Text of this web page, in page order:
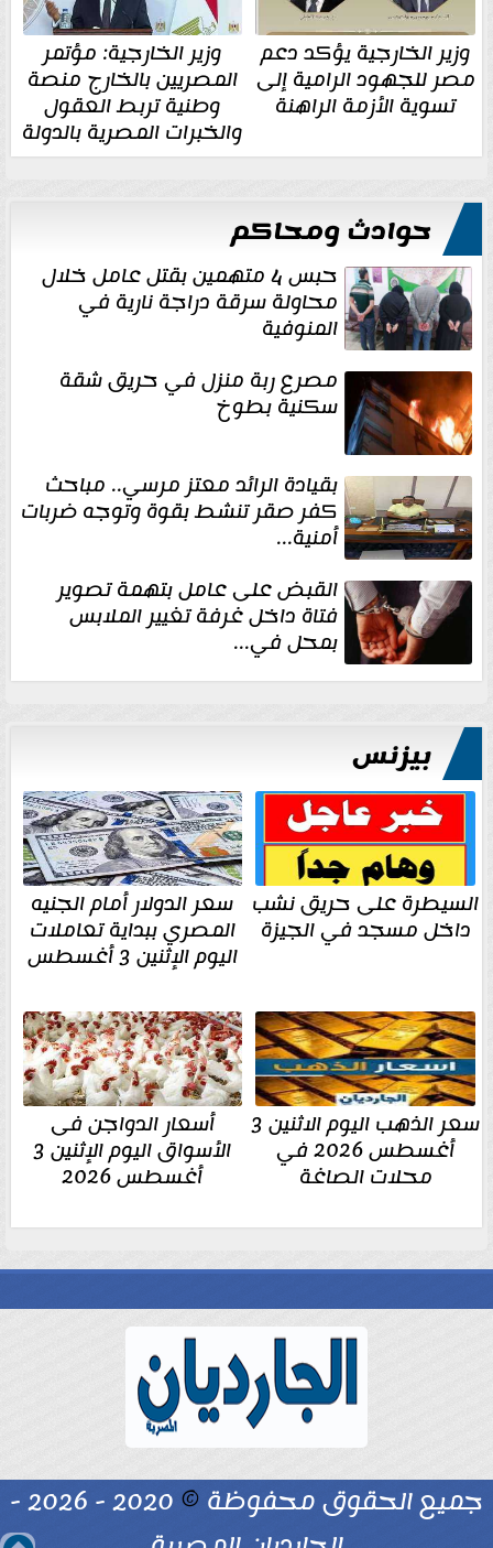
وزير الخارجية يؤكد دعم
مصر للجهود الرامية إلى
تسوية الأزمة الراهنة
وزير الخارجية: مؤتمر
المصريين بالخارج منصة
وطنية تربط العقول
والخبرات المصرية بالدولة
حوادث ومحاكم
حبس 4 متهمين بقتل عامل خلال
محاولة سرقة دراجة نارية في
المنوفية
مصرع ربة منزل في حريق شقة
سكنية بطوخ
بقيادة الرائد معتز مرسي.. مباحث
كفر صقر تنشط بقوة وتوجه ضربات
أمنية...
القبض على عامل بتهمة تصوير
فتاة داخل غرفة تغيير الملابس
بمحل في...
بيزنس
السيطرة على حريق نشب
داخل مسجد في الجيزة
سعر الدولار أمام الجنيه
المصري ببداية تعاملات
اليوم الإثنين 3 أغسطس
سعر الذهب اليوم الاثنين 3
أغسطس 2026 في
محلات الصاغة
أسعار الدواجن فى
الأسواق اليوم الإثنين 3
أغسطس 2026
جميع الحقوق محفوظة ©
2020 - 2026 -